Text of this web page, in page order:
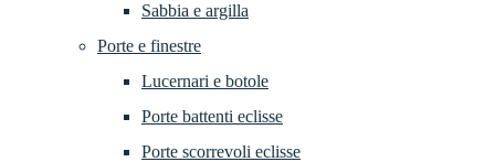
Sabbia e argilla
Porte e finestre
Lucernari e botole
Porte battenti eclisse
Porte scorrevoli eclisse